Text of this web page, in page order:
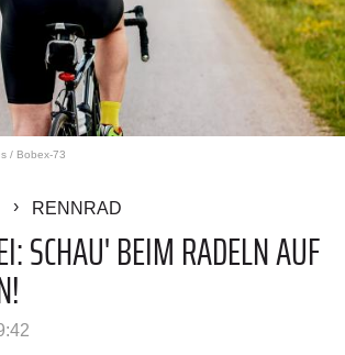
/ Bobex-73
RENNRAD
SCHAU' BEIM RADELN AUF